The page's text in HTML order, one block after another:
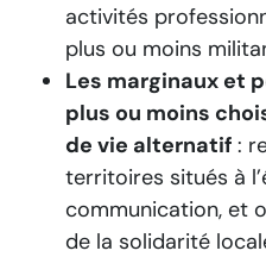
activités
plus ou moins
Les marginaux et
plus ou moins
de vie alternatif :
territoires situés à
communication, et
de la solidarité